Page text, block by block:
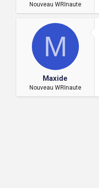
Nouveau WRInaute
M
Maxide
Nouveau WRInaute